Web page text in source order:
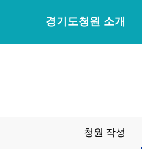
경기도청원 소개
청원 작성